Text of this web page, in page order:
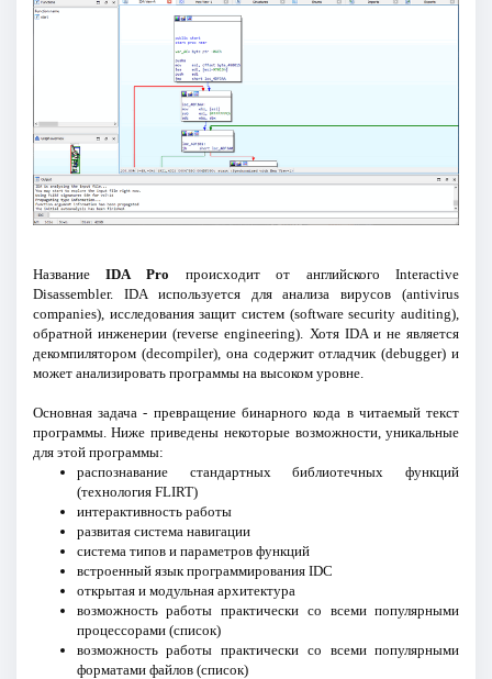
НазваниеIDA Pro происходит от английского Interactive
Disassembler. IDA используется для анализа вирусов (antivirus
companies), исследования защит систем (software security auditing),
обратной инженерии (reverse engineering). Хотя IDA и не является
декомпилятором (decompiler), она содержит отладчик (debugger) и
может анализировать программы на высоком уровне.
Основная задача - превращение бинарного кода в читаемый текст
программы. Ниже приведены некоторые возможности, уникальные
для этой программы:
распознавание стандартных библиотечных функций
(технология FLIRT)
интерактивность работы
развитая система навигации
система типов и параметров функций
встроенный язык программирования IDC
открытая и модульная архитектура
возможность работы практически со всеми популярными
процессорами (список)
возможность работы практически со всеми популярными
форматами файлов (список)